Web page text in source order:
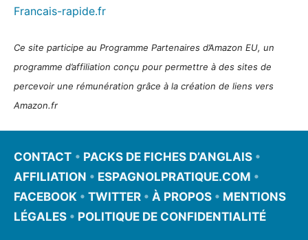
Francais-rapide.fr
Ce site participe au Programme Partenaires d’Amazon EU, un
programme d’affiliation conçu pour permettre à des sites de
percevoir une rémunération grâce à la création de liens vers
Amazon.fr
CONTACT • PACKS DE FICHES D’ANGLAIS •
AFFILIATION • ESPAGNOLPRATIQUE.COM •
FACEBOOK • TWITTER • À PROPOS • MENTIONS
LÉGALES • POLITIQUE DE CONFIDENTIALITÉ